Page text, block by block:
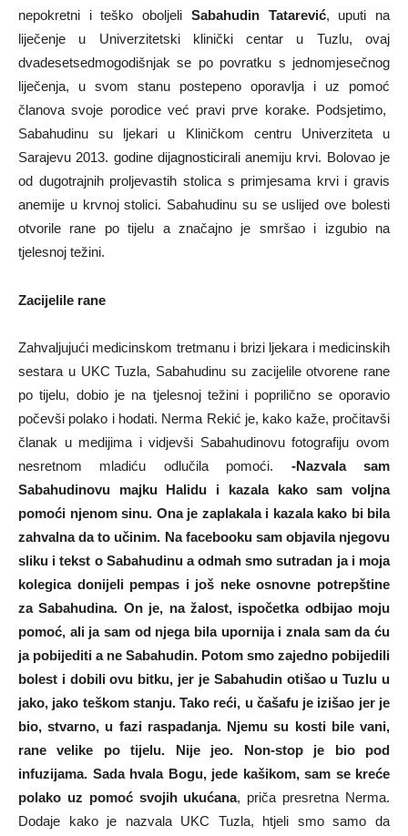
nepokretni i teško oboljeli Sabahudin Tatarević, uputi na
liječenje u Univerzitetski klinički centar u Tuzlu, ovaj
dvadesetsedmogodišnjak se po povratku s jednomjesečnog
liječenja, u svom stanu postepeno oporavlja i uz pomoć
članova svoje porodice već pravi prve korake. Podsjetimo,
Sabahudinu su ljekari u Kliničkom centru Univerziteta u
Sarajevu 2013. godine dijagnosticirali anemiju krvi. Bolovao je
od dugotrajnih proljevastih stolica s primjesama krvi i gravis
anemije u krvnoj stolici. Sabahudinu su se uslijed ove bolesti
otvorile rane po tijelu a značajno je smršao i izgubio na
tjelesnoj težini.
Zacijelile rane
Zahvaljujući medicinskom tretmanu i brizi ljekara i medicinskih
sestara u UKC Tuzla, Sabahudinu su zacijelile otvorene rane
po tijelu, dobio je na tjelesnoj težini i poprilično se oporavio
počevši polako i hodati. Nerma Rekić je, kako kaže, pročitavši
članak u medijima i vidjevši Sabahudinovu fotografiju ovom
nesretnom mladiću odlučila pomoći. -Nazvala sam
Sabahudinovu majku Halidu i kazala kako sam voljna
pomoći njenom sinu. Ona je zaplakala i kazala kako bi bila
zahvalna da to učinim. Na facebooku sam objavila njegovu
sliku i tekst o Sabahudinu a odmah smo sutradan ja i moja
kolegica donijeli pempas i još neke osnovne potrepštine
za Sabahudina. On je, na žalost, ispočetka odbijao moju
pomoć, ali ja sam od njega bila upornija i znala sam da ću
ja pobijediti a ne Sabahudin. Potom smo zajedno pobijedili
bolest i dobili ovu bitku, jer je Sabahudin otišao u Tuzlu u
jako, jako teškom stanju. Tako reći, u čašafu je izišao jer je
bio, stvarno, u fazi raspadanja. Njemu su kosti bile vani,
rane velike po tijelu. Nije jeo. Non-stop je bio pod
infuzijama. Sada hvala Bogu, jede kašikom, sam se kreće
polako uz pomoć svojih ukućana, priča presretna Nerma.
Dodaje kako je nazvala UKC Tuzla, htjeli smo samo da